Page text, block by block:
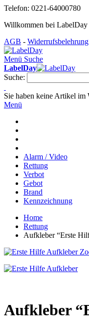
Telefon: 0221-64000780
Willkommen bei LabelDay
AGB - Widerrufsbelehrung
Menü Suche
LabelDay
Suche:
Sie haben keine Artikel im
Menü
Alarm / Video
Rettung
Verbot
Gebot
Brand
Kennzeichnung
Home
Rettung
Aufkleber “Erste
Aufkleber